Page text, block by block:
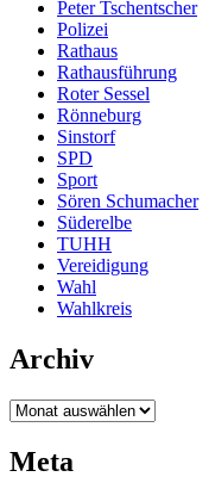
Peter Tschentscher
Polizei
Rathaus
Rathausführung
Roter Sessel
Rönneburg
Sinstorf
SPD
Sport
Sören Schumacher
Süderelbe
TUHH
Vereidigung
Wahl
Wahlkreis
Archiv
Archiv
Meta